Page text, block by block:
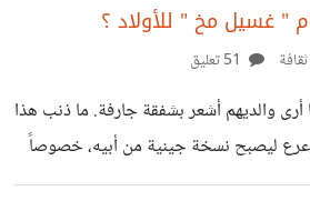
بالإرهاق، وتمرّ بمتغيرات عديدة قد
او كما يطلق عليه اليابانيين : الكاروشي.
للإنسان الى جحيم. ضغوط مستمرة، شعور
بالإرهاق، ميل دائم الى الاكتئاب ،
ام " غسيل مخ " للأولاد ؟
ثقافة
والديهم أشعر بشفقة جارفة. ما ذنب هذا
ليصبح نسخة جينية من أبيه، خصوصاً
تحيل الواقع جحيماً كل يوم. بعض الآباء